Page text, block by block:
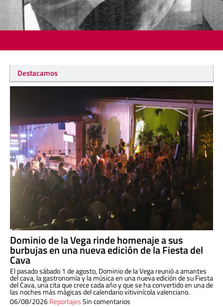
Destacamos
Dominio de la Vega rinde homenaje a sus
burbujas en una nueva edición de la Fiesta del
Cava
El pasado sábado 1 de agosto, Dominio de la Vega reunió a amantes
del cava, la gastronomía y la música en una nueva edición de su Fiesta
del Cava, una cita que crece cada año y que se ha convertido en una de
las noches más mágicas del calendario vitivinícola valenciano.
06/08/2026ReportajesSin comentarios